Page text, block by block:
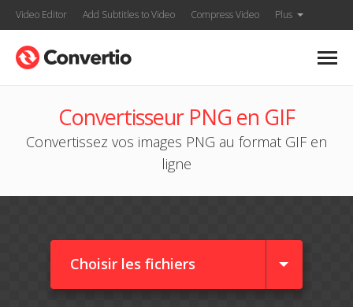
Video Editor Add Subtitles to Video Compress Video Plus
Convertisseur PNG en GIF
Convertissez vos images PNG au format GIF en
ligne
Choisir les fichiers